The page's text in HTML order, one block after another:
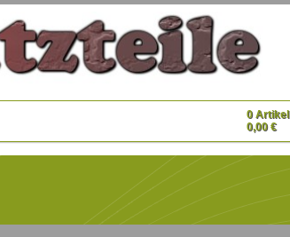
0 Artikel
0,00 €